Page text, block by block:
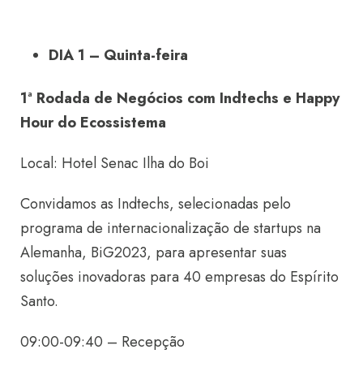
DIA 1 – Quinta-feira
1ª Rodada de Negócios com Indtechs e Happy
Hour do Ecossistema
Local: Hotel Senac Ilha do Boi
Convidamos as Indtechs, selecionadas pelo
programa de internacionalização de startups na
Alemanha, BiG2023, para apresentar suas
soluções inovadoras para 40 empresas do Espírito
Santo.
09:00-09:40 – Recepção